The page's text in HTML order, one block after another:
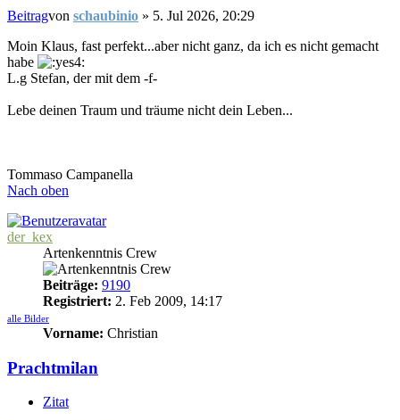
Beitragvon schaubinio » 5. Jul 2026, 20:29
Moin Klaus, fast perfekt...aber nicht ganz, da ich es nicht gemacht
habe
L.g Stefan, der mit dem -f-
Lebe deinen Traum und träume nicht dein Leben...
Tommaso Campanella
Nach oben
der_kex
Artenkenntnis Crew
Beiträge: 9190
Registriert: 2. Feb 2009, 14:17
alle Bilder
Vorname: Christian
Prachtmilan
Zitat